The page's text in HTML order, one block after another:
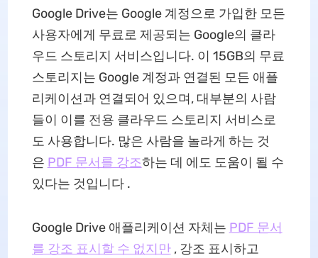
Google Drive는 Google 계정으로 가입한 모든
사용자에게 무료로 제공되는 Google의 클라
우드 스토리지 서비스입니다. 이 15GB의 무료
스토리지는 Google 계정과 연결된 모든 애플
리케이션과 연결되어 있으며, 대부분의 사람
들이 이를 전용 클라우드 스토리지 서비스로
도 사용합니다. 많은 사람을 놀라게 하는 것
은 PDF 문서를 강조하는 데 에도 도움이 될 수
있다는 것입니다 .
Google Drive 애플리케이션 자체는 PDF 문서
를 강조 표시할 수 없지만, 강조 표시하고